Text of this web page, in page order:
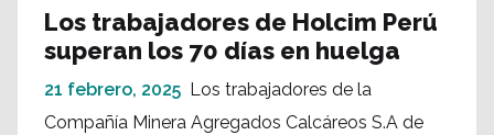
Los trabajadores de Holcim Perú
superan los 70 días en huelga
21 febrero, 2025 Los trabajadores de la
Compañía Minera Agregados Calcáreos S.A de